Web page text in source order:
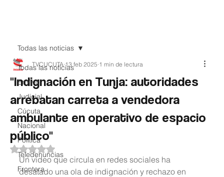
Todas las noticias
EnVivo
Judicial
Cúcuta
Nacional
Política
Teledenuncias
Frontera
Todas las noticias
"Indignación en Tunja: autoridades
arrebatan carreta a vendedora
ambulante en operativo de espacio
público"
TVCUCUTA 13 feb 2025 1 min de lectura
Obtuvo NaN de 5 estrellas.
Un video que circula en redes sociales ha
desatado una ola de indignación y rechazo en